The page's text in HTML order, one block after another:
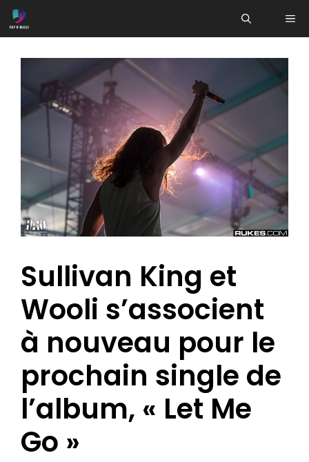
Aller
au
Sullivan King et
Wooli s’associent
à nouveau pour le
prochain single de
l’album, « Let Me
Go »